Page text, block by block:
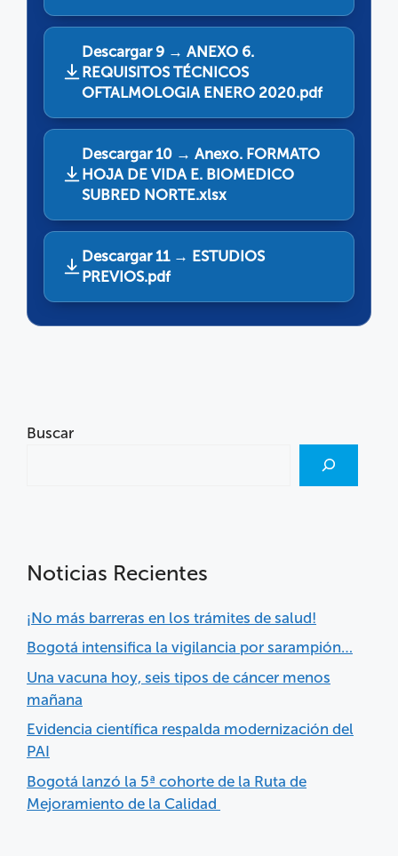
Descargar 9 → ANEXO 6.
REQUISITOS TÉCNICOS
OFTALMOLOGIA ENERO 2020.pdf
Descargar 10 → Anexo. FORMATO
HOJA DE VIDA E. BIOMEDICO
SUBRED NORTE.xlsx
Descargar 11 → ESTUDIOS
PREVIOS.pdf
Buscar
Noticias Recientes
¡No más barreras en los trámites de salud!
Bogotá intensifica la vigilancia por sarampión…
Una vacuna hoy, seis tipos de cáncer menos
mañana
Evidencia científica respalda modernización del
PAI
Bogotá lanzó la 5ª cohorte de la Ruta de
Mejoramiento de la Calidad